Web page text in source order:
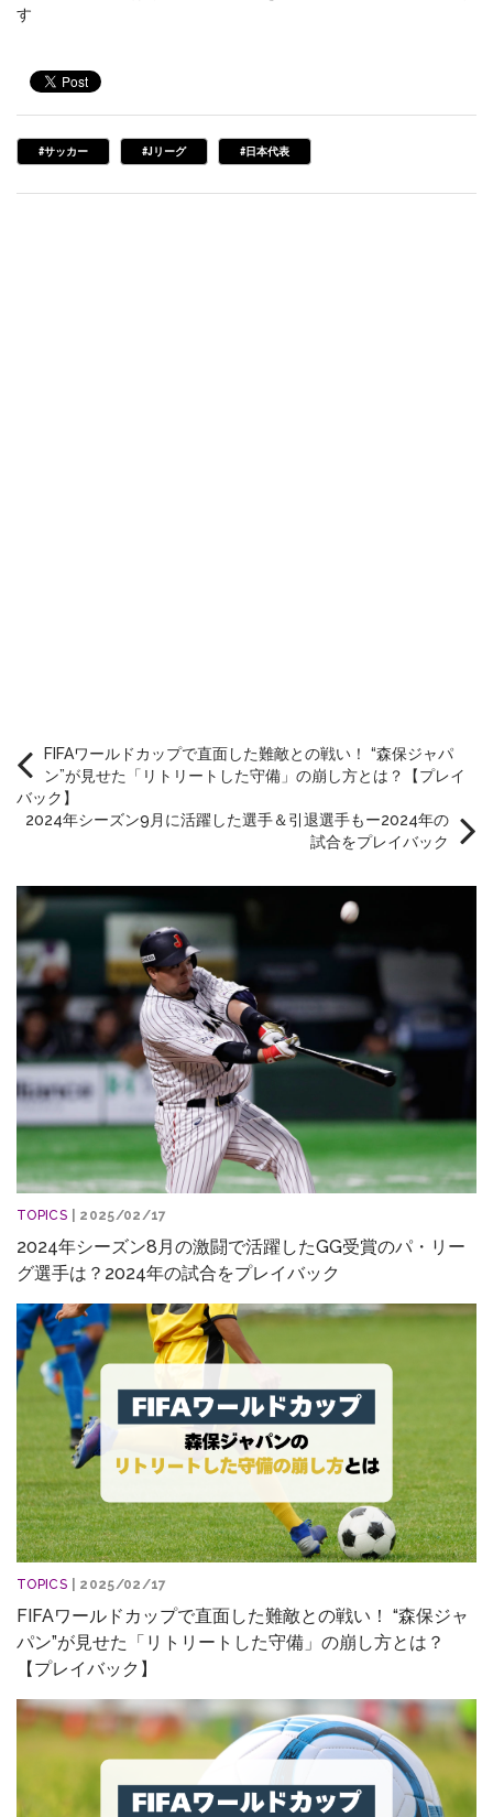
す
#サッカー #Jリーグ #日本代表
FIFAワールドカップで直面した難敵との戦い！ “森保ジャパ
ン”が見せた「リトリートした守備」の崩し方とは？【プレイ
バック】
2024年シーズン9月に活躍した選手＆引退選手もー2024年の
試合をプレイバック
TOPICS | 2025/02/17
2024年シーズン8月の激闘で活躍したGG受賞のパ・リー
グ選手は？2024年の試合をプレイバック
TOPICS | 2025/02/17
FIFAワールドカップで直面した難敵との戦い！ “森保ジャ
パン”が見せた「リトリートした守備」の崩し方とは？
【プレイバック】